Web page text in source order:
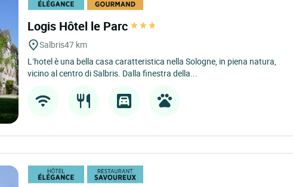
Logis Hôtel le Parc
Salbris47 km
L’hotel è una bella casa caratteristica nella Sologne, in piena natura,
vicino al centro di Salbris. Dalla finestra della...